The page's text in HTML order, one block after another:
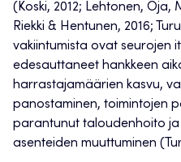
(Koski, 2012; Lehtonen, Oja,
Riekki & Hentunen, 2016;
vakiintumista ovat seurojen
edesauttaneet hankkeen
harrastajamäärien kasvu,
panostaminen, toimintojen
parantunut taloudenhoito ja
asenteiden muuttuminen